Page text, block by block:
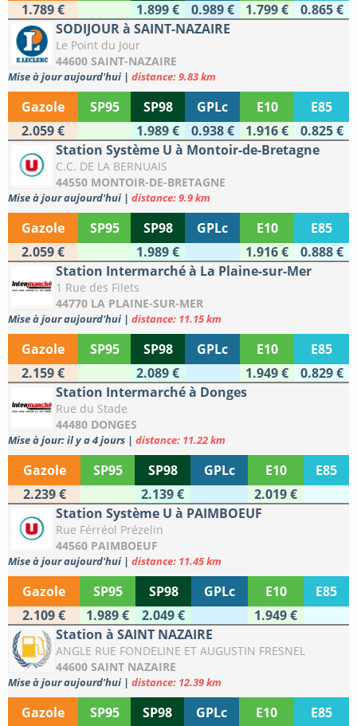
1.789 €
1.899 € 0.989 € 1.799 €
0.865 €
SODIJOUR à SAINT-NAZAIRE
Le Point du Jour
44600 SAINT-NAZAIRE
Mise à jour aujourd'hui | distance: 9.83 km
Gazole SP95 SP98 GPLc E10
E85
2.059 €
1.989 € 0.938 € 1.916 €
0.825 €
Station Système U à Montoir-de-Bretagne
C.C. DE LA BERNUAIS
44550 MONTOIR-DE-BRETAGNE
Mise à jour aujourd'hui | distance: 9.9 km
Gazole SP95 SP98 GPLc E10
E85
2.059 €
1.989 € 1.916 €
0.888 €
Station Intermarché à La Plaine-sur-Mer
1 Rue des Filets
44770 LA PLAINE-SUR-MER
Mise à jour aujourd'hui | distance: 11.15 km
Gazole SP95 SP98 GPLc E10
E85
2.159 €
2.089 € 1.949 €
0.829 €
Station Intermarché à Donges
Rue du Stade
44480 DONGES
Mise à jour: il y a 4 jours | distance: 11.22 km
Gazole SP95 SP98 GPLc E10
E85
2.239 €
2.139 €
2.019 €
Station Système U à PAIMBOEUF
Rue Férréol Prézelin
44560 PAIMBOEUF
Mise à jour aujourd'hui | distance: 11.45 km
Gazole SP95 SP98 GPLc E10
E85
2.109 €
1.989 € 2.049 €
1.949 €
Station à SAINT NAZAIRE
ANGLE RUE FONDELINE ET AUGUSTIN FRESNEL
44600 SAINT NAZAIRE
Mise à jour aujourd'hui | distance: 12.39 km
Gazole SP95 SP98 GPLc E10 E85